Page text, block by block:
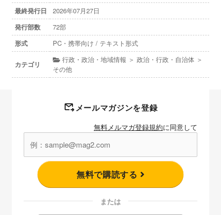
最終発行日
2026年07月27日
発行部数
72部
形式
PC・携帯向け / テキスト形式
カテゴリ
行政・政治・地域情報 ＞ 政治・行政・自治体 ＞
その他
メールマガジンを登録
無料メルマガ登録規約に同意して
無料で購読する
または